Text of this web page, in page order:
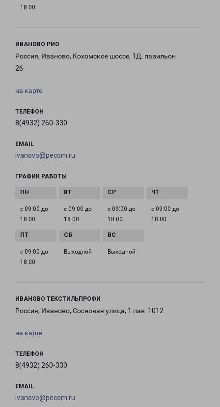
18:00
ИВАНОВО РИО
Россия, Иваново, Кохомское шоссе, 1Д, павильон
26
на карте
ТЕЛЕФОН
8(4932) 260-330
EMAIL
ivanovo@pecom.ru
ГРАФИК РАБОТЫ
с 09:00 до
18:00
с 09:00 до
18:00
с 09:00 до
18:00
с 09:00 до
18:00
с 09:00 до
18:00
Выходной Выходной
ИВАНОВО ТЕКСТИЛЬПРОФИ
Россия, Иваново, Сосновая улица, 1 пав. 1012
на карте
ТЕЛЕФОН
8(4932) 260-330
EMAIL
ivanovo@pecom.ru